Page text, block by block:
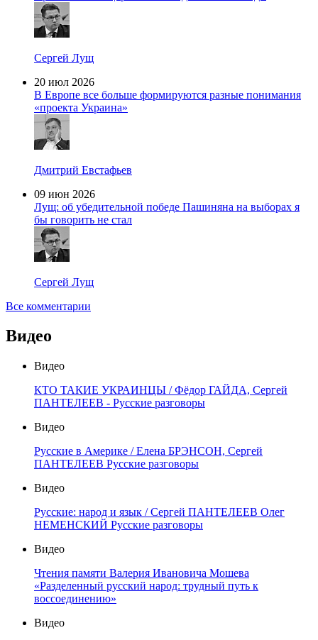
Сергей Лущ
20 июл 2026
В Европе все больше формируются разные понимания
«проекта Украина»
Дмитрий Евстафьев
09 июн 2026
Лущ: об убедительной победе Пашиняна на выборах я
бы говорить не стал
Сергей Лущ
Все комментарии
Видео
Видео
КТО ТАКИЕ УКРАИНЦЫ / Фёдор ГАЙДА, Сергей
ПАНТЕЛЕЕВ - Русские разговоры
Видео
Русские в Америке / Елена БРЭНСОН, Сергей
ПАНТЕЛЕЕВ Русские разговоры
Видео
Русские: народ и язык / Сергей ПАНТЕЛЕЕВ Олег
НЕМЕНСКИЙ Русские разговоры
Видео
Чтения памяти Валерия Ивановича Мошева
«Разделенный русский народ: трудный путь к
воссоединению»
Видео